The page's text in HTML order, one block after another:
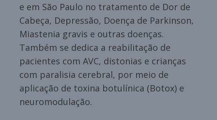
e em São Paulo no tratamento de Dor de
Cabeça, Depressão, Doença de Parkinson,
Miastenia gravis e outras doenças.
Também se dedica a reabilitação de
pacientes com AVC, distonias e crianças
com paralisia cerebral, por meio de
aplicação de toxina botulínica (Botox) e
neuromodulação.